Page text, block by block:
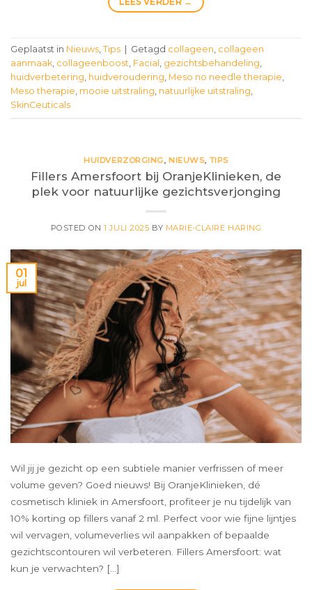
Geplaatst in Nieuws, Tips Getagd collageen, collageen
aanmaak, collageenboost, Facial , gezichtsbehandeling,
huidverbetering, huidveroudering, Meso no needle therapie,
Meso therapie, mooie uitstraling, natuurlijke uitstraling,
SkinCeuticals
HUIDVERZORGING, NIEUWS, TIPS
Fillers Amersfoort bij OranjeKlinieken, de
plek voor natuurlijke gezichtsverjonging
POSTED ON1 JULI 2025 BY MARIE-CLAIRE HARING
01
jul
Wil jij je gezicht op een subtiele manier verfrissen of meer
volume geven? Goed nieuws! Bij OranjeKlinieken, dé
cosmetisch kliniek in Amersfoort, profiteer je nu tijdelijk van
10% korting op fillers vanaf 2 ml. Perfect voor wie fijne lijntjes
wil vervagen, volumeverlies wil aanpakken of bepaalde
gezichtscontouren wil verbeteren. Fillers Amersfoort: wat
kun je verwachten? […]